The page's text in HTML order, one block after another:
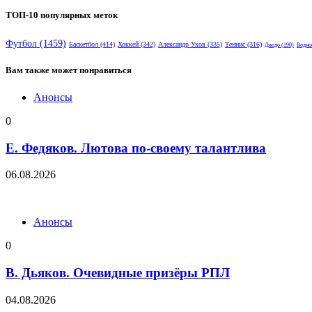
ТОП-10 популярных меток
Футбол (1459) Баскетбол (414) Хоккей (342) Александр Ухов (335) Теннис (316) Дзюдо (190)
Вам также может понравиться
Анонсы
0
Е. Федяков. Лютова по-своему талантлива
06.08.2026
Анонсы
0
В. Дьяков. Очевидные призёры РПЛ
04.08.2026